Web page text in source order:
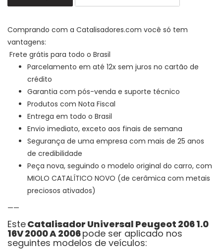
Comprando com a Catalisadores.com você só tem
vantagens:
Frete grátis para todo o Brasil
Parcelamento em até 12x sem juros no cartão de
crédito
Garantia com pós-venda e suporte técnico
Produtos com Nota Fiscal
Entrega em todo o Brasil
Envio imediato, exceto aos finais de semana
Segurança de uma empresa com mais de 25 anos
de credibilidade
Peça nova, seguindo o modelo original do carro, com
MIOLO CATALÍTICO NOVO (de cerâmica com metais
preciosos ativados)
——
EsteCatalisador Universal Peugeot 206 1.0
16V 2000 A 2006pode ser aplicado nos
seguintes modelos de veículos: